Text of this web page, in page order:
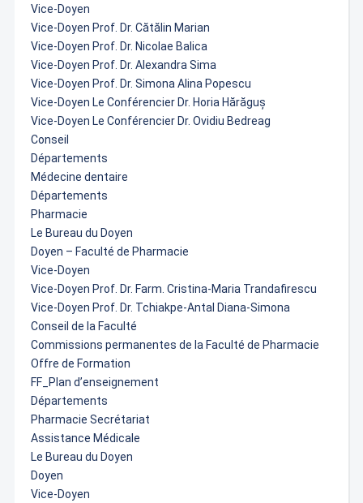
Vice-Doyen
Vice-Doyen Prof. Dr. Cătălin Marian
Vice-Doyen Prof. Dr. Nicolae Balica
Vice-Doyen Prof. Dr. Alexandra Sima
Vice-Doyen Prof. Dr. Simona Alina Popescu
Vice-Doyen Le Conférencier Dr. Horia Hărăguș
Vice-Doyen Le Conférencier Dr. Ovidiu Bedreag
Conseil
Départements
Médecine dentaire
Départements
Pharmacie
Le Bureau du Doyen
Doyen – Faculté de Pharmacie
Vice-Doyen
Vice-Doyen Prof. Dr. Farm. Cristina-Maria Trandafirescu
Vice-Doyen Prof. Dr. Tchiakpe-Antal Diana-Simona
Conseil de la Faculté
Commissions permanentes de la Faculté de Pharmacie
Offre de Formation
FF_Plan d’enseignement
Départements
Pharmacie Secrétariat
Assistance Médicale
Le Bureau du Doyen
Doyen
Vice-Doyen